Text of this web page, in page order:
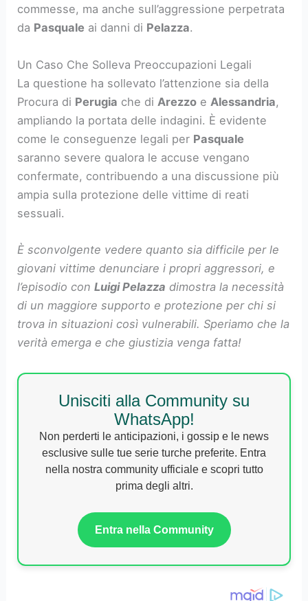
commesse, ma anche sull’aggressione perpetrata
da Pasquale ai danni di Pelazza.
Un Caso Che Solleva Preoccupazioni Legali
La questione ha sollevato l’attenzione sia della
Procura di Perugia che di Arezzo e Alessandria,
ampliando la portata delle indagini. È evidente
come le conseguenze legali per Pasquale
saranno severe qualora le accuse vengano
confermate, contribuendo a una discussione più
ampia sulla protezione delle vittime di reati
sessuali.
È sconvolgente vedere quanto sia difficile per le
giovani vittime denunciare i propri aggressori, e
l’episodio conLuigi Pelazza dimostra la necessità
di un maggiore supporto e protezione per chi si
trova in situazioni così vulnerabili. Speriamo che la
verità emerga e che giustizia venga fatta!
Unisciti alla Community su
WhatsApp!
Non perderti le anticipazioni, i gossip e le news
esclusive sulle tue serie turche preferite. Entra
nella nostra community ufficiale e scopri tutto
prima degli altri.
Entra nella Community